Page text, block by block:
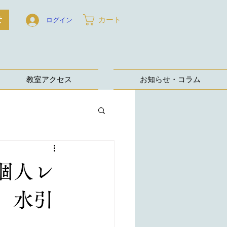
ログイン カート
教室アクセス お知らせ・コラム
人レ
水引